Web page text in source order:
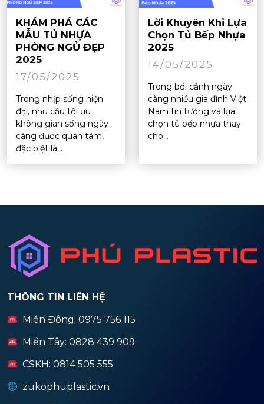
KHÁM PHÁ CÁC
MẪU TỦ NHỰA
PHÒNG NGỦ ĐẸP
2025
17/05/2025
Trong nhịp sống hiện
đại, nhu cầu tối ưu
không gian sống ngày
càng được quan tâm,
đặc biệt là...
Lời Khuyên Khi Lựa
Chọn Tủ Bếp Nhựa
2025
14/05/2025
Trong bối cảnh ngày
càng nhiều gia đình Việt
Nam tin tưởng và lựa
chọn tủ bếp nhựa thay
cho...
THÔNG TIN LIÊN HỆ
Miền Đông: 0975 756 115
Miền Tây: 0828 439 909
CSKH: 0814 505 555
zukophuplastic.vn